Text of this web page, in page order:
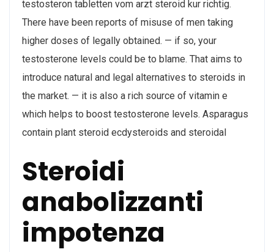
testosteron tabletten vom arzt steroid kur richtig.
There have been reports of misuse of men taking
higher doses of legally obtained. — if so, your
testosterone levels could be to blame. That aims to
introduce natural and legal alternatives to steroids in
the market. — it is also a rich source of vitamin e
which helps to boost testosterone levels. Asparagus
contain plant steroid ecdysteroids and steroidal
Steroidi
anabolizzanti
impotenza